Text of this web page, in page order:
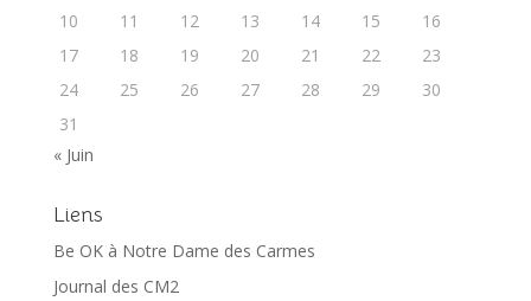
10
11 12 13 14 15
16
17
18 19 20 21 22
23
24
25 26 27 28 29
30
31
« Juin
Liens
Be OK à Notre Dame des Carmes
Journal des CM2